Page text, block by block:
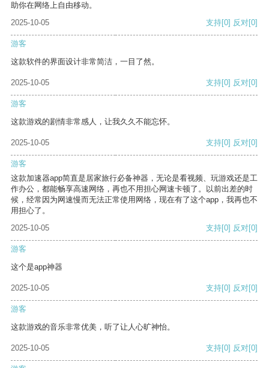
助你在网络上自由移动。
2025-10-05
支持[0] 反对[0]
游客
这款软件的界面设计非常简洁，一目了然。
2025-10-05 支持[0] 反对[0]
游客
这款游戏的剧情非常感人，让我久久不能忘怀。
2025-10-05 支持[0] 反对[0]
游客
这款加速器app简直是居家旅行必备神器，无论是看视频、玩游戏还是工
作办公，都能畅享高速网络，再也不用担心网速卡顿了。以前出差的时
候，经常因为网速慢而无法正常使用网络，现在有了这个app，我再也不
用担心了。
2025-10-05
支持[0] 反对[0]
游客
这个是app神器
2025-10-05 支持[0] 反对[0]
游客
这款游戏的音乐非常优美，听了让人心旷神怡。
2025-10-05 支持[0] 反对[0]